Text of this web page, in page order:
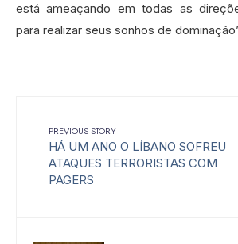
está ameaçando em todas as
para realizar seus sonhos de
PREVIOUS STORY
HÁ UM ANO O LÍBANO SOFREU
ATAQUES TERRORISTAS COM
PAGERS